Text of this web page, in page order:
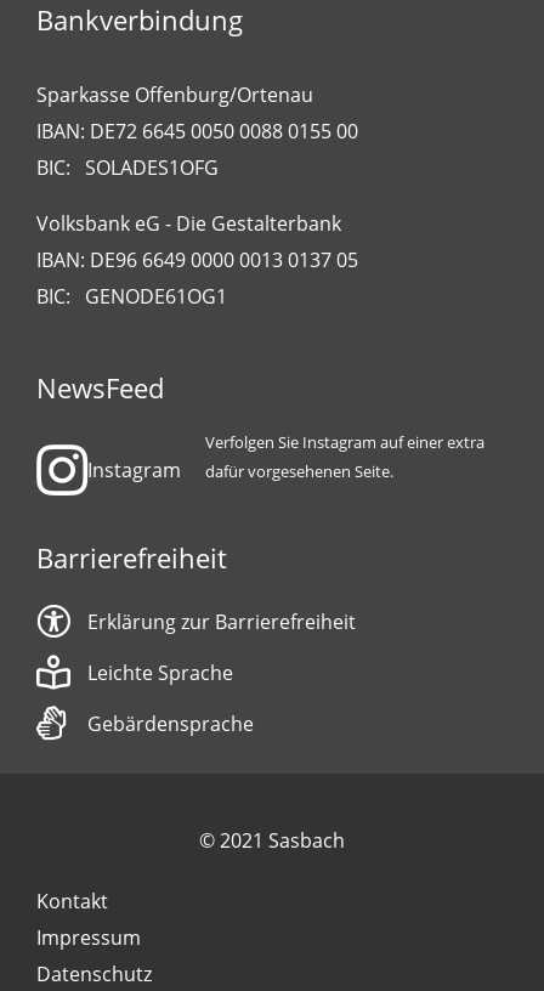
Bankverbindung
Sparkasse Offenburg/Ortenau
IBAN: DE72 6645 0050 0088 0155 00
BIC: SOLADES1OFG
Volksbank eG - Die Gestalterbank
IBAN: DE96 6649 0000 0013 0137 05
BIC: GENODE61OG1
NewsFeed
Instagram
Verfolgen Sie Instagram auf einer extra
dafür vorgesehenen Seite.
Barrierefreiheit
Erklärung zur Barrierefreiheit
Leichte Sprache
Gebärdensprache
© 2021 Sasbach
Kontakt
Impressum
Datenschutz